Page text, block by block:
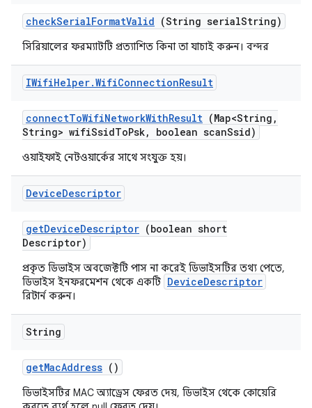
checkSerialFormatValid (String serialString)
সিরিয়ালের ফরম্যাটটি প্রত্যাশিত কিনা তা যাচাই করুন। বন্দর
IWifiHelper.WifiConnectionResult
connectToWifiNetworkWithResult (Map<String ,
String> wifiSsidToPsk, boolean scanSsid)
ওয়াইফাই নেটওয়ার্কের সাথে সংযুক্ত হয়।
DeviceDescriptor
getDeviceDescriptor (boolean short
Descriptor)
প্রকৃত ডিভাইস অবজেক্টটি পাস না করেই ডিভাইসটির তথ্য পেতে,
ডিভাইস ইনফরমেশন থেকে একটি DeviceDescriptor
রিটার্ন করুন।
String
getMacAddress ()
ডিভাইসটির MAC অ্যাড্রেস ফেরত দেয়, ডিভাইস থেকে কোয়েরি